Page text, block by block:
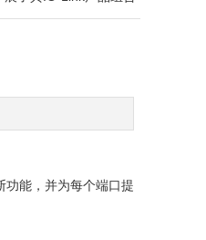
功能，并为每个端口提